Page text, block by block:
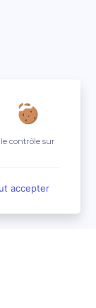
contrôle sur
accepter